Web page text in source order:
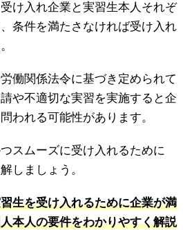
け入れ企業と実習生本人それぞ
条件を満たさなければ受け入れ
働関係法令に基づき定められて
や不適切な実習を実施すると企
われる可能性があります。
スムーズに受け入れるために
しましょう。
生を受け入れるために企業が満
本人の要件をわかりやすく解説